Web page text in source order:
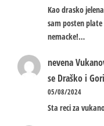
Kao drasko
sam posten
nemacke!…
nevena
se Draško i
05/08/2024
Sta reci za